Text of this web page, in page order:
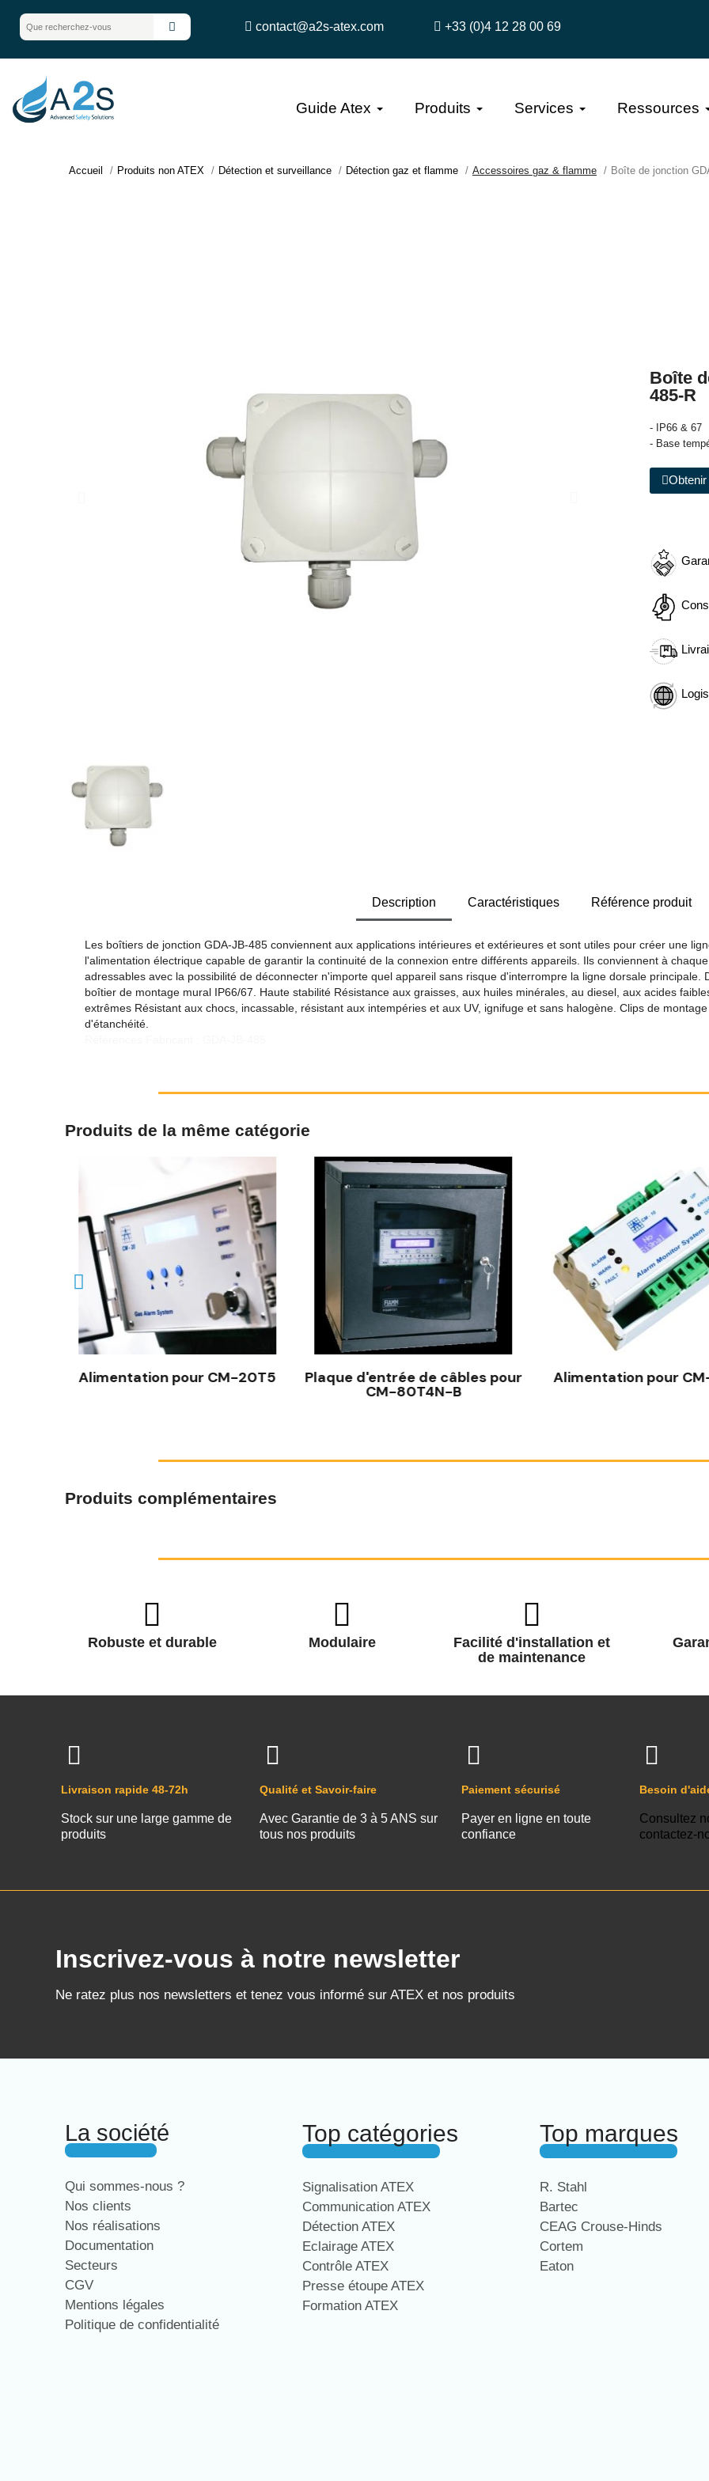
contact@a2s-atex.com +33 (0)4 12 28 00 69
Guide Atex Produits Services Ressources
Accueil Produits non ATEX Détection et surveillance Détection gaz et flamme Accessoires gaz & flamme Boîte de jonction
Boîte
485-R
- IP66 & 67
- Base
Description Caractéristiques Référence produit
Les boîtiers de jonction GDA-JB-485 conviennent aux applications intérieures et extérieures et sont utiles pour créer une
l'alimentation électrique capable de garantir la continuité de la connexion entre différents appareils. Ils conviennent à
adressables avec la possibilité de déconnecter n'importe quel appareil sans risque d'interrompre la ligne dorsale principale.
boîtier de montage mural IP66/67. Haute stabilité Résistance aux graisses, aux huiles minérales, au diesel, aux acides
extrêmes Résistant aux chocs, incassable, résistant aux intempéries et aux UV, ignifuge et sans halogène. Clips de
d'étanchéité.
Produits de la même catégorie
Alimentation pour CM-20T5 Plaque d'entrée de câbles pour
CM-80T4N-B
Alimentation pour
Produits complémentaires
Robuste et durable Modulaire
Facilité d'installation et
de maintenance
Livraison rapide 48-72h
Stock sur une large gamme de
produits
Qualité et Savoir-faire
Avec Garantie de 3 à 5 ANS sur
tous nos produits
Paiement sécurisé
Payer en ligne en toute
confiance
Besoin
Consultez
contactez-
Inscrivez-vous à notre newsletter
Ne ratez plus nos newsletters et tenez vous informé sur ATEX et nos produits
La société
Qui sommes-nous ?
Nos clients
Nos réalisations
Documentation
Secteurs
CGV
Mentions légales
Politique de confidentialité
Top catégories
Signalisation ATEX
Communication ATEX
Détection ATEX
Eclairage ATEX
Contrôle ATEX
Presse étoupe ATEX
Formation ATEX
Top marques
R. Stahl
Bartec
CEAG Crouse-Hinds
Cortem
Eaton